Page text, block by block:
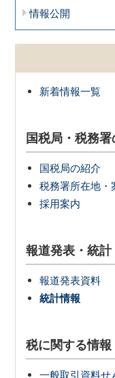
情報公開
新着情報一覧
国税局・税務署
国税局の紹介
税務署所在地・
採用案内
報道発表・統計
報道発表資料
統計情報
税に関する情報
一般取引資料せ